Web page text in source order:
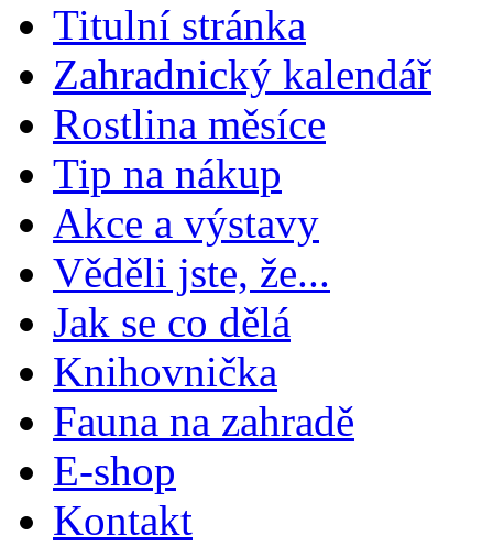
Titulní stránka
Zahradnický kalendář
Rostlina měsíce
Tip na nákup
Akce a výstavy
Věděli jste, že...
Jak se co dělá
Knihovnička
Fauna na zahradě
E-shop
Kontakt